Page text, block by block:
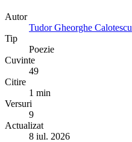
Autor
Tudor Gheorghe Calotescu
Tip
Poezie
Cuvinte
49
Citire
1 min
Versuri
9
Actualizat
8 iul. 2026